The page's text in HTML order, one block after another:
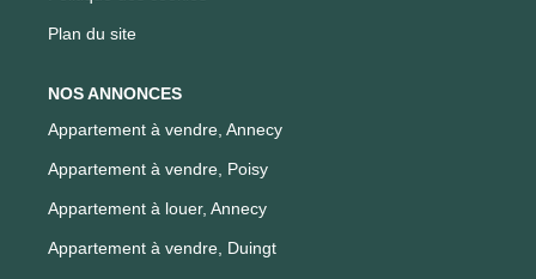
Plan du site
NOS ANNONCES
Appartement à vendre, Annecy
Appartement à vendre, Poisy
Appartement à louer, Annecy
Appartement à vendre, Duingt